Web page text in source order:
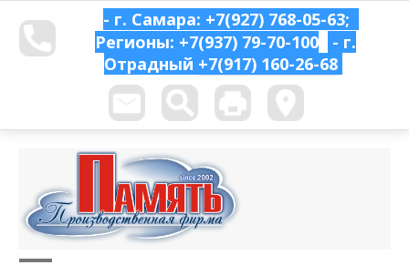
- г. Самара: +7(927) 768-05-63;
Регионы: +7(937) 79-70-100
- г.
Отрадный +7(917) 160-26-68